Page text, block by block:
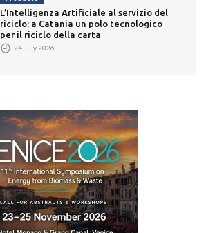
L’Intelligenza Artificiale al servizio del
riciclo: a Catania un polo tecnologico
per il riciclo della carta
24 July 2026